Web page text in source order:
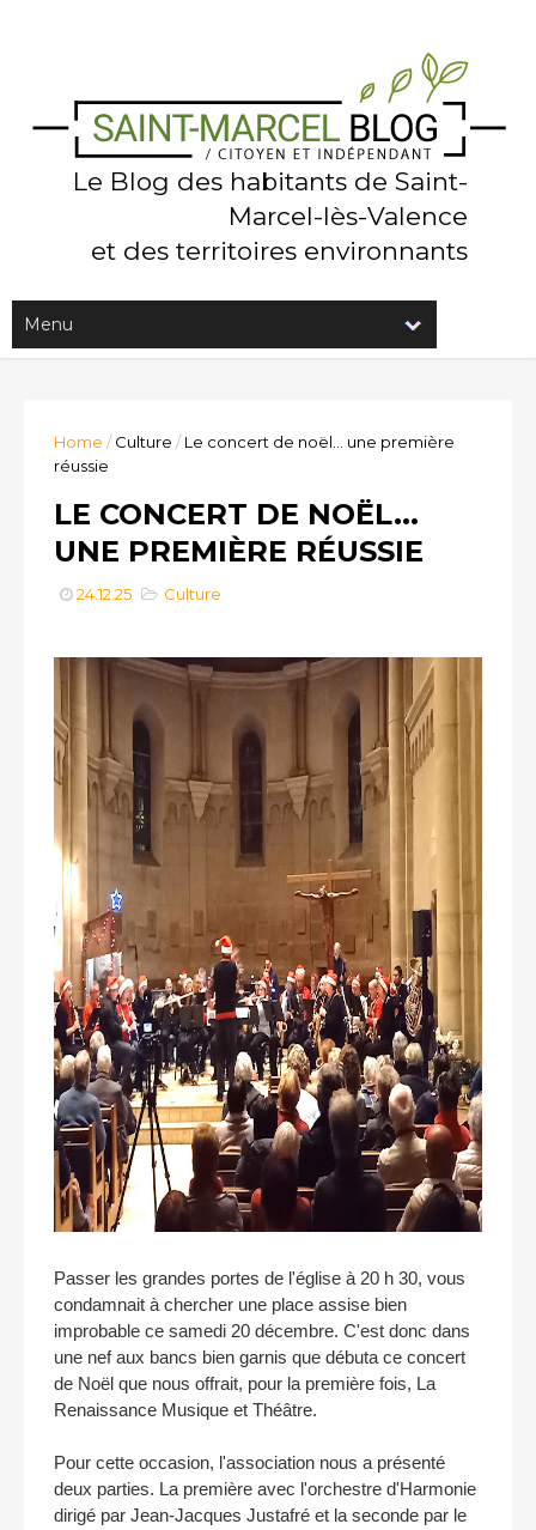
Le Blog des habitants de Saint-
Marcel-lès-Valence
et des territoires environnants
Home / Culture / Le concert de noël... une première
réussie
LE CONCERT DE NOËL...
UNE PREMIÈRE RÉUSSIE
24.12.25 Culture
Passer les grandes portes de l'église à 20 h 30, vous
condamnait à chercher une place assise bien
improbable ce samedi 20 décembre. C'est donc dans
une nef aux bancs bien garnis que débuta ce concert
de Noël que nous offrait, pour la première fois, La
Renaissance Musique et Théâtre.
Pour cette occasion, l'association nous a présenté
deux parties. La première avec l'orchestre d'Harmonie
dirigé par Jean-Jacques Justafré et la seconde par le